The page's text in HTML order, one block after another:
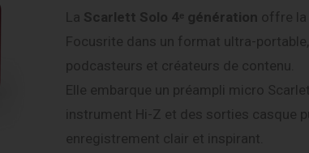
La Scarlett Solo 4ᵉ génération offre la
Focusrite dans un format ultra-
podcasteurs et créateurs de contenu.
Elle embarque un préampli micro
instrument Hi-Z et des sorties casque
enregistrement clair et inspirant.